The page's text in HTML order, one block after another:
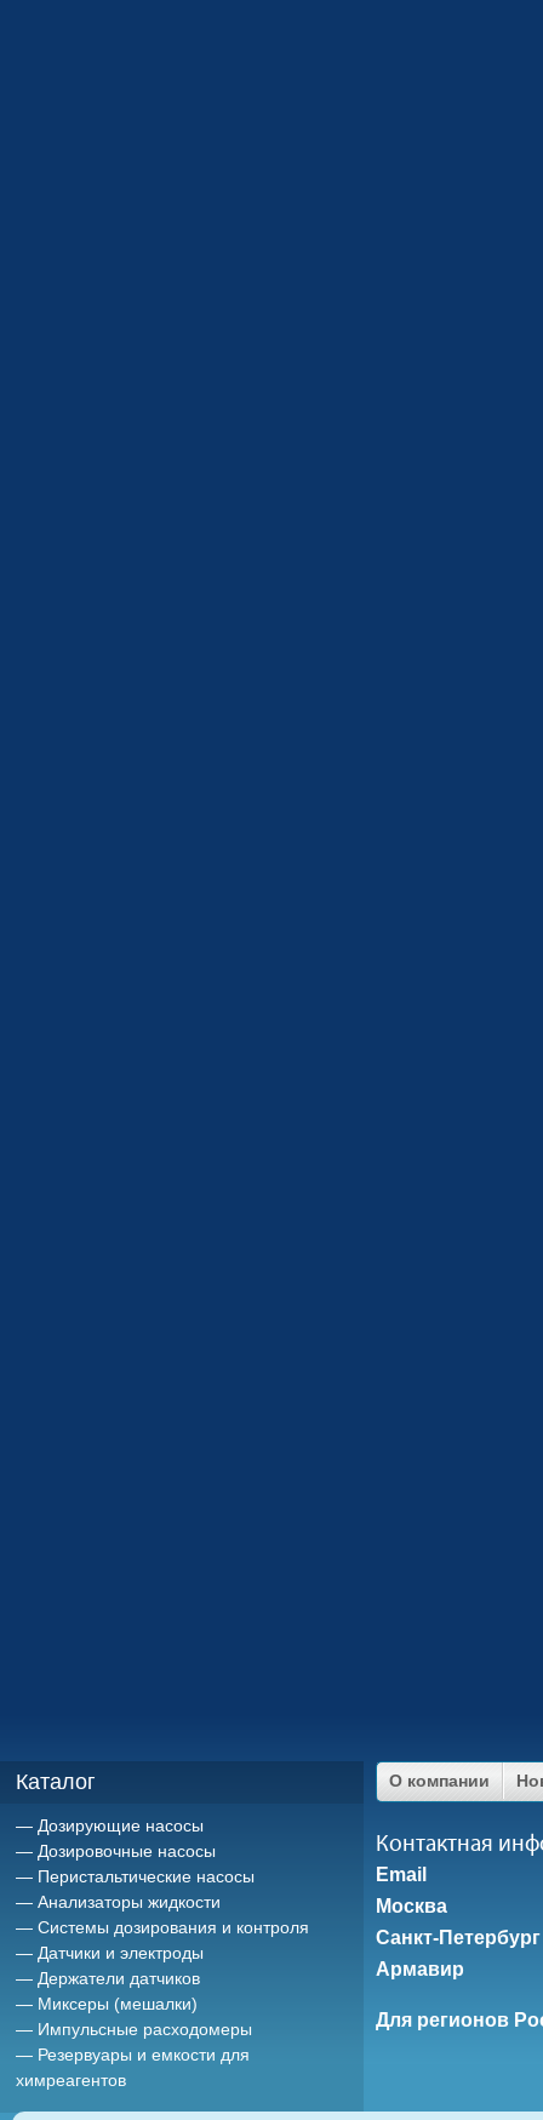
Каталог
Дозирующие насосы
Дозировочные насосы
Перистальтические насосы
Анализаторы жидкости
Системы дозирования и контроля
Датчики и электроды
Держатели датчиков
Миксеры (мешалки)
Импульсные расходомеры
Резервуары и емкости для
химреагентов
О компании
Контактная
Email
Москва
Санкт-Петербург
Армавир
Для регионов